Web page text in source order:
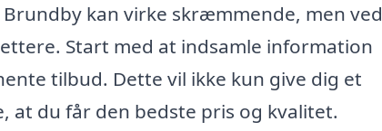
kan virke skræmmende, men ved
Start med at indsamle information
tilbud. Dette vil ikke kun give dig et
at du får den bedste pris og kvalitet.